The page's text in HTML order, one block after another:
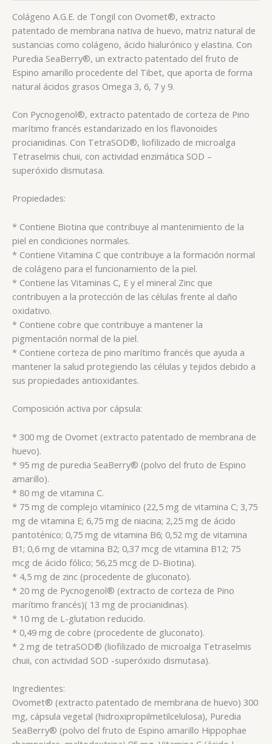
Colágeno A.G.E. de Tongil con Ovomet®, extracto
patentado de membrana nativa de huevo, matriz natural de
sustancias como colágeno, ácido hialurónico y elastina. Con
Puredia SeaBerry®, un extracto patentado del fruto de
Espino amarillo procedente del Tibet, que aporta de forma
natural ácidos grasos Omega 3, 6, 7 y 9.
Con Pycnogenol®, extracto patentado de corteza de Pino
marítimo francés estandarizado en los flavonoides
procianidinas. Con TetraSOD®, liofilizado de microalga
Tetraselmis chuii, con actividad enzimática SOD –
superóxido dismutasa.
Propiedades:
* Contiene Biotina que contribuye al mantenimiento de la
piel en condiciones normales.
* Contiene Vitamina C que contribuye a la formación normal
de colágeno para el funcionamiento de la piel.
* Contiene las Vitaminas C, E y el mineral Zinc que
contribuyen a la protección de las células frente al daño
oxidativo.
* Contiene cobre que contribuye a mantener la
pigmentación normal de la piel.
* Contiene corteza de pino marítimo francés que ayuda a
mantener la salud protegiendo las células y tejidos debido a
sus propiedades antioxidantes.
Composición activa por cápsula:
* 300 mg de Ovomet (extracto patentado de membrana de
huevo).
* 95 mg de puredia SeaBerry® (polvo del fruto de Espino
amarillo).
* 80 mg de vitamina C.
* 75 mg de complejo vitamínico (22,5 mg de vitamina C; 3,75
mg de vitamina E; 6,75 mg de niacina; 2,25 mg de ácido
pantoténico; 0,75 mg de vitamina B6; 0,52 mg de vitamina
B1; 0,6 mg de vitamina B2; 0,37 mcg de vitamina B12; 75
mcg de ácido fólico; 56,25 mcg de D-Biotina).
* 4,5 mg de zinc (procedente de gluconato).
* 20 mg de Pycnogenol® (extracto de corteza de Pino
marítimo francés)( 13 mg de procianidinas).
* 10 mg de L-glutation reducido.
* 0,49 mg de cobre (procedente de gluconato).
* 2 mg de tetraSOD® (liofilizado de microalga Tetraselmis
chuii, con actividad SOD -superóxido dismutasa).
Ingredientes:
Ovomet® (extracto patentado de membrana de huevo) 300
mg, cápsula vegetal (hidroxipropilmetilcelulosa), Puredia
SeaBerry® (polvo del fruto de Espino amarillo Hippophae